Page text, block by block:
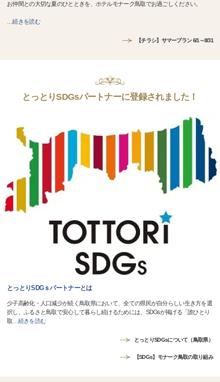
お仲間との大切な夏のひとときを、ホテルモナーク鳥取でお過ごしください。
…続きを読む
【チラシ】サマープラン 6/1～8/31
とっとりSDGsパートナーに登録されました！
とっとりSDGｓパートナーとは
少子高齢化・人口減少が続く鳥取県において、全ての県民が自分らしい生き方を選
択し、ふるさと鳥取で安心して暮らし続けるためには、SDGsが掲げる「誰ひとり
取…続きを読む
とっとりSDGsについて（鳥取県）
【SDGs】モナーク鳥取の取り組み